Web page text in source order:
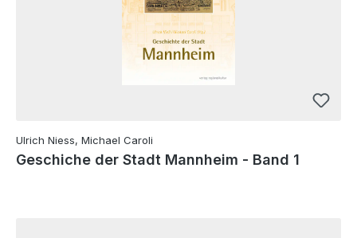
Ulrich Niess, Michael Caroli
Geschiche der Stadt Mannheim - Band 1